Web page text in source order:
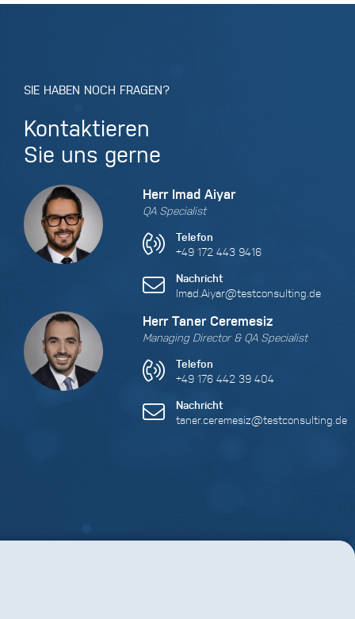
SIE HABEN NOCH FRAGEN?
Kontaktieren
Sie uns gerne
Herr Imad Aiyar
QA Specialist
Telefon
+49 172 443 9416
Nachricht
Imad.Aiyar@testconsulting.de
Herr Taner Ceremesiz
Managing Director & QA Specialist
Telefon
+49 176 442 39 404
Nachricht
taner.ceremesiz@testconsulting.de